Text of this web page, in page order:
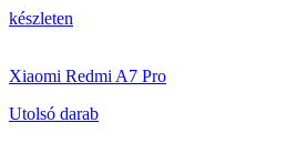
készleten
Xiaomi Redmi A7 Pro
Utolsó darab